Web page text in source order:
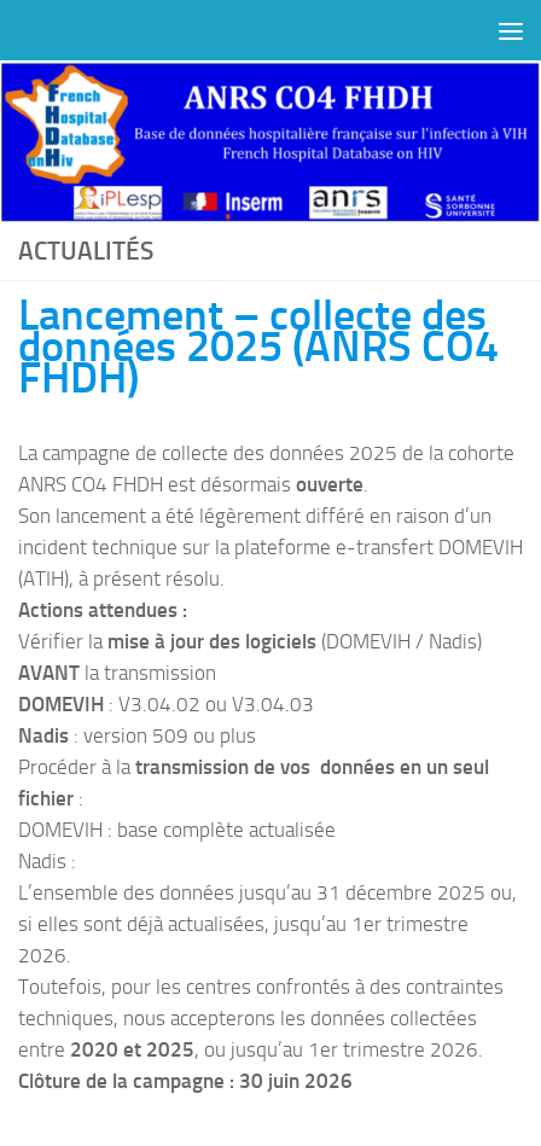
ACTUALITÉS
Lancement – collecte des
données 2025 (ANRS CO4
FHDH)
La campagne de collecte des données 2025 de la cohorte
ANRS CO4 FHDH est désormais ouverte.
Son lancement a été légèrement différé en raison d’un
incident technique sur la plateforme e-transfert DOMEVIH
(ATIH), à présent résolu.
Actions attendues :
Vérifier la mise à jour des logiciels (DOMEVIH / Nadis)
AVANT la transmission
DOMEVIH : V3.04.02 ou V3.04.03
Nadis : version 509 ou plus
Procéder à latransmission de vos données en un seul
fichier :
DOMEVIH : base complète actualisée
Nadis :
L’ensemble des données jusqu’au 31 décembre 2025 ou,
si elles sont déjà actualisées, jusqu’au 1er trimestre
2026.
Toutefois, pour les centres confrontés à des contraintes
techniques, nous accepterons les données collectées
entre 2020 et 2025, ou jusqu’au 1er trimestre 2026.
Clôture de la campagne : 30 juin 2026